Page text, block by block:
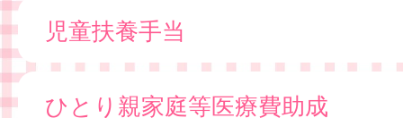
児童扶養手当
ひとり親家庭等医療費助成